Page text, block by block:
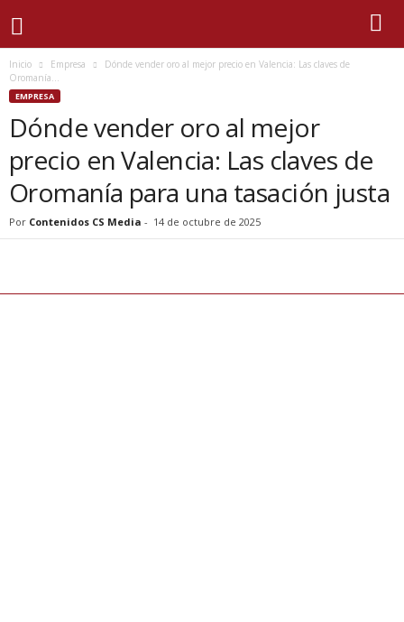
Inicio Empresa
Dónde vender oro al mejor precio en Valencia: Las claves de
Oromanía...
EMPRESA
Dónde vender oro al mejor
precio en Valencia: Las claves de
Oromanía para una tasación justa
Por Contenidos CS Media - 14 de octubre de 2025